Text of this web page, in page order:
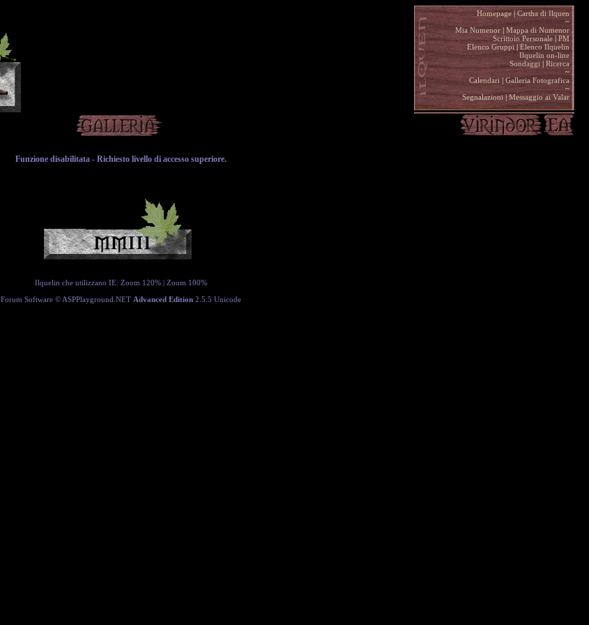
Homepage| Cartha di Ilquen .
~.
Mia Numenor | Mappa di Numenor .
Scrittoio Personale| PM .
Elenco Gruppi | Elenco Ilquelin .
Ilquelin on-line .
Sondaggi | Ricerca .
~.
Calendari | Galleria Fotografica .
~.
Segnalazioni| Messaggio ai Valar .
Funzione disabilitata - Richiesto livello di accesso superiore.
Ilquelin che utilizzano IE: Zoom 120%| Zoom 100%
Forum Software © ASPPlayground.NET Advanced Edition2.5.5 Unicode